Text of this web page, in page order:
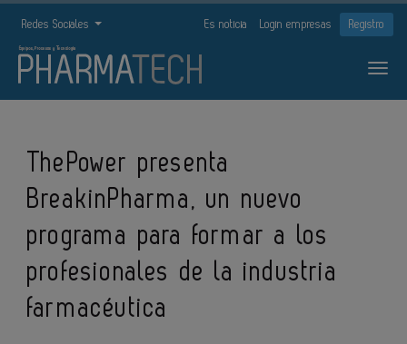
Redes Sociales Es noticia Login empresas Registro
ThePower presenta
BreakinPharma, un nuevo
programa para formar a los
profesionales de la industria
farmacéutica